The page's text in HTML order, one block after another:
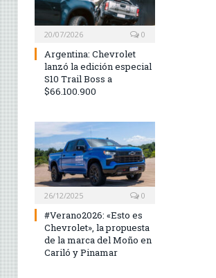
20/07/2026 0
Argentina: Chevrolet
lanzó la edición especial
S10 Trail Boss a
$66.100.900
26/12/2025 0
#Verano2026: «Esto es
Chevrolet», la propuesta
de la marca del Moño en
Cariló y Pinamar